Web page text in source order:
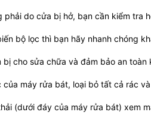
phải do cửa bị hở, bạn cần kiểm tra
bộ lọc thì bạn hãy nhanh chóng
bị cho sửa chữa và đảm bảo an toàn
của máy rửa bát, loại bỏ tất cả rác
(dưới đáy của máy rửa bát) xem